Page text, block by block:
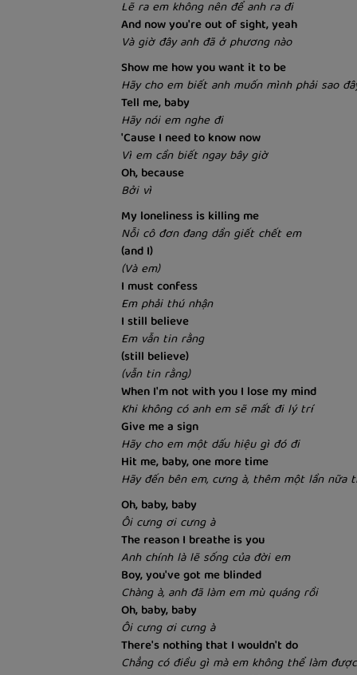
Lẽ ra em không nên để anh ra đi
And now you're out of sight, yeah
Và giờ đây anh đã ở phương nào
Show me how you want it to be
Hãy cho em biết anh muốn mình phải sao
Tell me, baby
Hãy nói em nghe đi
'Cause I need to know now
Vì em cần biết ngay bây giờ
Oh, because
Bởi vì
My loneliness is killing me
Nỗi cô đơn đang dần giết chết em
(and I)
(Và em)
I must confess
Em phải thú nhận
I still believe
Em vẫn tin rằng
(still believe)
(vẫn tin rằng)
When I'm not with you I lose my mind
Khi không có anh em sẽ mất đi lý trí
Give me a sign
Hãy cho em một dấu hiệu gì đó đi
Hit me, baby, one more time
Hãy đến bên em, cưng à, thêm một lần nữa
Oh, baby, baby
Ôi cưng ơi cưng à
The reason I breathe is you
Anh chính là lẽ sống của đời em
Boy, you've got me blinded
Chàng à, anh đã làm em mù quáng rồi
Oh, baby, baby
Ôi cưng ơi cưng à
There's nothing that I wouldn't do
Chẳng có điều gì mà em không thể làm được